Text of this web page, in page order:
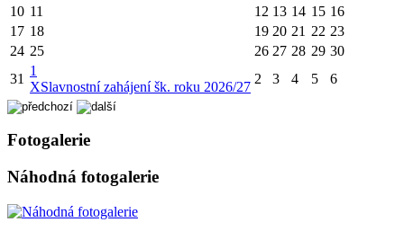
10 11 12 13 14 15 16
17 18 19 20 21 22 23
24 25 26 27 28 29 30
31
1
XSlavnostní zahájení šk. roku 2026/27
2 3 4 5 6
Fotogalerie
Náhodná fotogalerie